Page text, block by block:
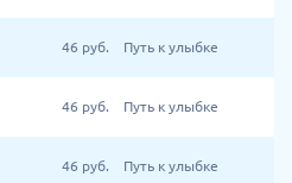
46 руб. Путь к улыбке
46 руб. Путь к улыбке
46 руб. Путь к улыбке